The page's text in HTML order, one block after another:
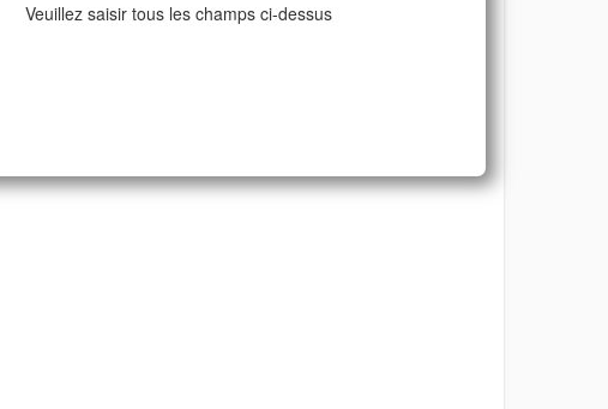
Veuillez saisir tous les champs ci-dessus